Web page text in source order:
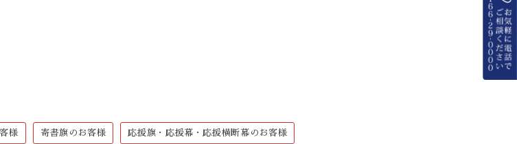
様 寄書旗のお客様 応援旗・応援幕・応援横断幕のお客様